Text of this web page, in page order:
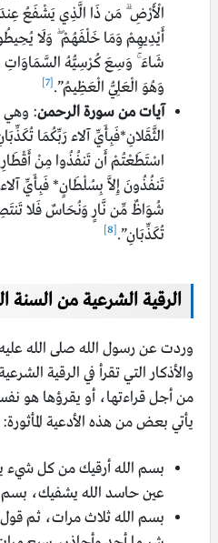
الْأَرْضِ ۗ مَن ذَا الَّذِي يَشْفَعُ
أَيْدِيهِمْ وَمَا خَلْفَهُمْ ۖ وَلَا
شَاءَ ۚ وَسِعَ كُرْسِيُّهُ السَّمَاوَاتِ
وَهُوَ الْعَلِيُّ الْعَظِيمُ”.[7]
آيات من سورة الرحمن: وهي
الثَّقَلانِ*فَبِأَيِّ آلاء رَبِّكُمَا
اسْتَطَعْتُمْ أَن تَنفُذُوا مِنْ
تَنفُذُونَ إِلاَّ بِسُلْطَانٍ* فَبِأَيِّ
شُوَاظٌ مِّن نَّارٍ وَنُحَاسٌ فَلا
تُكَذِّبَانِ”.[8]
الرقية الشرعية من السنة
وردت عن رسول الله صلى الله
والأذكار التي تقرأ في الرقية
من أجل قراءتها، أو يقرؤها هو
يأتي بعض من هذه الأدعية المأثورة:
بسم الله أرقيك من كل
عين حاسد الله يشفيك، بسم
بسم الله ثلاث مرات، ثم